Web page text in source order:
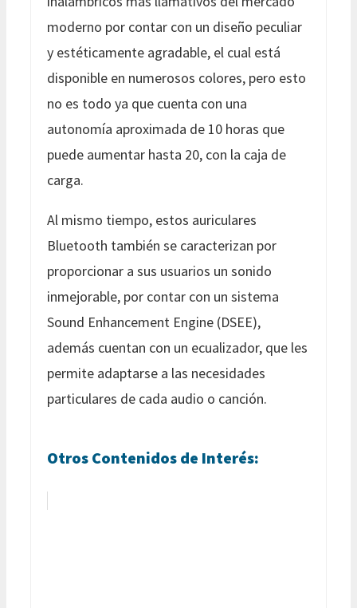
moderno por contar con un diseño peculiar
y estéticamente agradable, el cual está
disponible en numerosos colores, pero esto
no es todo ya que cuenta con una
autonomía aproximada de 10 horas que
puede aumentar hasta 20, con la caja de
carga.
Al mismo tiempo, estos auriculares
Bluetooth también se caracterizan por
proporcionar a sus usuarios un sonido
inmejorable, por contar con un sistema
Sound Enhancement Engine (DSEE),
además cuentan con un ecualizador, que les
permite adaptarse a las necesidades
particulares de cada audio o canción.
Otros Contenidos de Interés: